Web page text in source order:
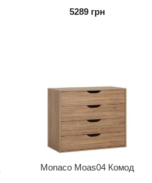
5289 грн
Monaco Moas04 Комод